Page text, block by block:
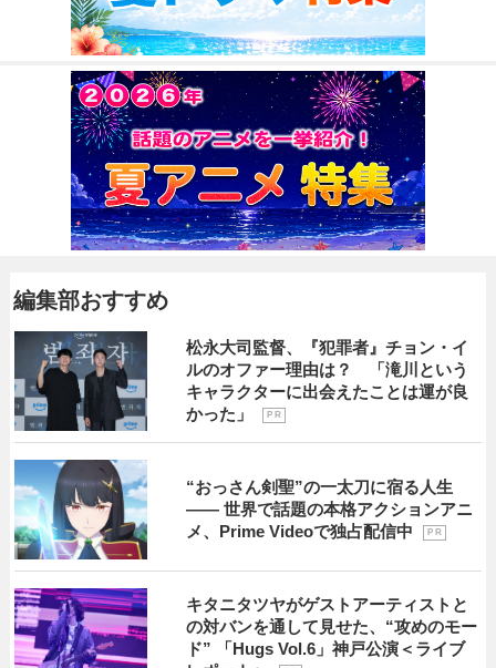
編集部おすすめ
松永大司監督、『犯罪者』チョン・イ
ルのオファー理由は？ 「滝川という
キャラクターに出会えたことは運が良
かった」
P R
“おっさん剣聖”の一太刀に宿る人生
―― 世界で話題の本格アクションアニ
メ、Prime Videoで独占配信中
P R
キタニタツヤがゲストアーティストと
の対バンを通して見せた、“攻めのモー
ド” 「Hugs Vol.6」神戸公演＜ライブ